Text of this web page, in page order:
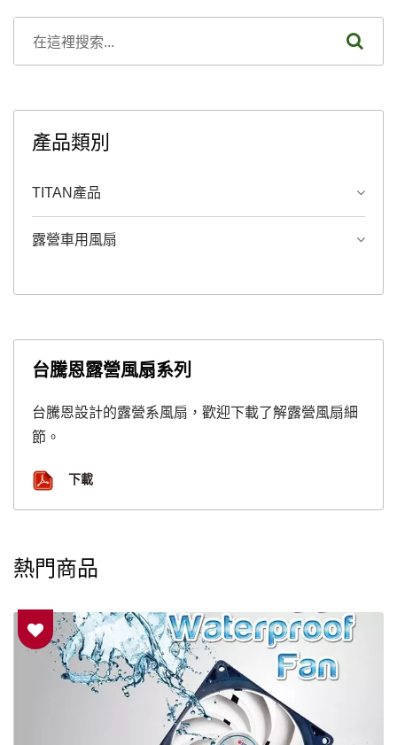
產品類別
TITAN產品
露營車用風扇
台騰恩露營風扇系列
台騰恩設計的露營系風扇，歡迎下載了解露營風扇細
節。
下載
熱門商品